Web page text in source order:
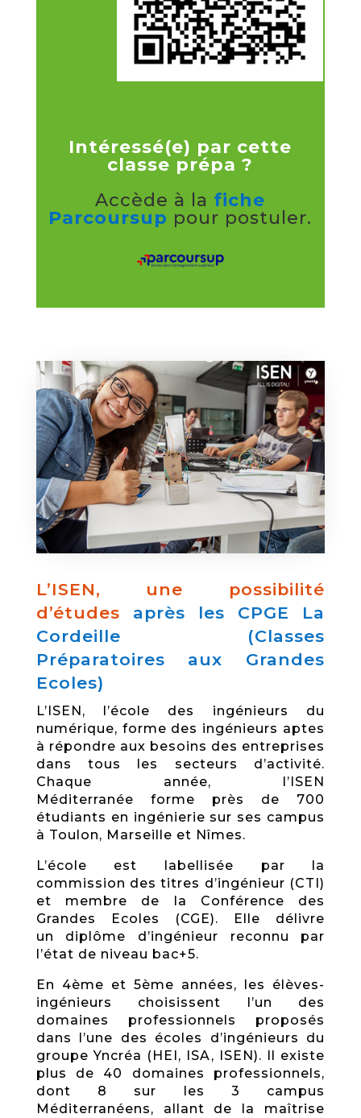
Intéressé(e) par cette
classe prépa ?
Accède à la fiche
Parcoursup pour postuler.
L’ISEN, une possibilité
d’études après les CPGE La
Cordeille (Classes
Préparatoires aux Grandes
Ecoles)
L’ISEN, l’école des ingénieurs du
numérique, forme des ingénieurs aptes
à répondre aux besoins des entreprises
dans tous les secteurs d’activité.
Chaque année, l’ISEN
Méditerranée forme près de 700
étudiants en ingénierie sur ses campus
à Toulon, Marseille et Nîmes.
L’école est labellisée par la
commission des titres d’ingénieur (CTI)
et membre de la Conférence des
Grandes Ecoles (CGE). Elle délivre
un diplôme d’ingénieur reconnu par
l’état de niveau bac+5.
En 4ème et 5ème années, les élèves-
ingénieurs choisissent l’un des
domaines professionnels proposés
dans l’une des écoles d’ingénieurs du
groupe Yncréa (HEI, ISA, ISEN). Il existe
plus de 40 domaines professionnels,
dont 8 sur les 3 campus
Méditerranéens, allant de la maîtrise